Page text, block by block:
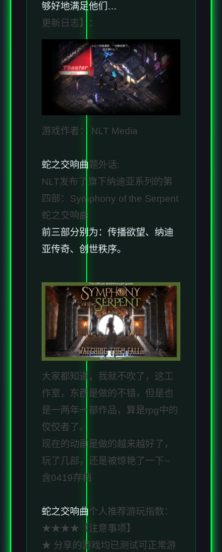
够好地满足他们…
更新日志】：
游戏作者： NLT Media
蛇之交响曲题外话:
NLT发布了旗下纳迪亚系列的第
四部：Symphony of the Serpent
蛇之交响曲
前三部分别为：传播欲望、纳迪
亚传奇、创世秩序。
大家都知道，我就不吹了，这工
作室，东西是做的不错，但是也
是一两年一部作品，算是rpg中的
佼佼者了。
现在的动画是做的越来越好了，
玩了几部，还是被惊艳了一下~
含0419存档
蛇之交响曲个人推荐游玩指数：
★★★★【注意事项】
★ 分享的游戏均已测试可正常游